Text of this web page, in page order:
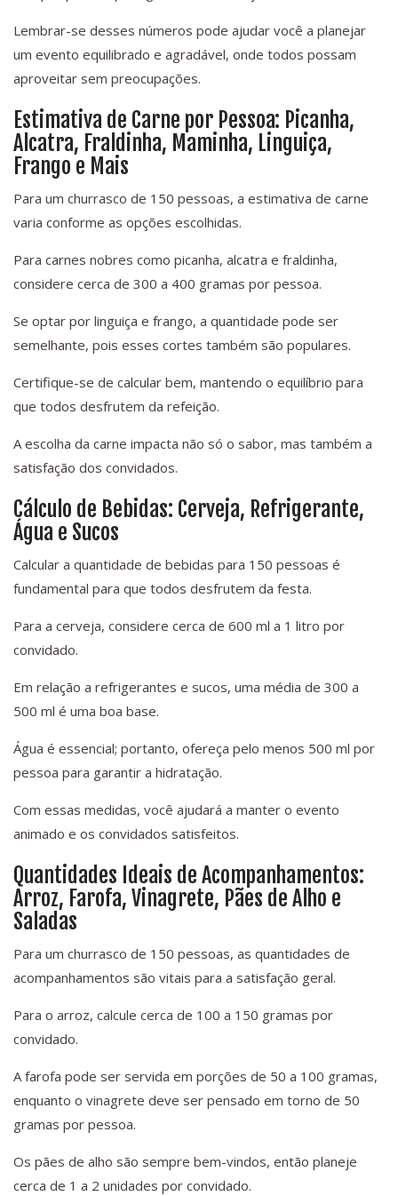
Lembrar-se desses números pode ajudar você a planejar
um evento equilibrado e agradável, onde todos possam
aproveitar sem preocupações.
Estimativa de Carne por Pessoa: Picanha,
Alcatra, Fraldinha, Maminha, Linguiça,
Frango e Mais
Para um churrasco de 150 pessoas, a estimativa de carne
varia conforme as opções escolhidas.
Para carnes nobres como picanha, alcatra e fraldinha,
considere cerca de 300 a 400 gramas por pessoa.
Se optar por linguiça e frango, a quantidade pode ser
semelhante, pois esses cortes também são populares.
Certifique-se de calcular bem, mantendo o equilíbrio para
que todos desfrutem da refeição.
A escolha da carne impacta não só o sabor, mas também a
satisfação dos convidados.
Cálculo de Bebidas: Cerveja, Refrigerante,
Água e Sucos
Calcular a quantidade de bebidas para 150 pessoas é
fundamental para que todos desfrutem da festa.
Para a cerveja, considere cerca de 600 ml a 1 litro por
convidado.
Em relação a refrigerantes e sucos, uma média de 300 a
500 ml é uma boa base.
Água é essencial; portanto, ofereça pelo menos 500 ml por
pessoa para garantir a hidratação.
Com essas medidas, você ajudará a manter o evento
animado e os convidados satisfeitos.
Quantidades Ideais de Acompanhamentos:
Arroz, Farofa, Vinagrete, Pães de Alho e
Saladas
Para um churrasco de 150 pessoas, as quantidades de
acompanhamentos são vitais para a satisfação geral.
Para o arroz, calcule cerca de 100 a 150 gramas por
convidado.
A farofa pode ser servida em porções de 50 a 100 gramas,
enquanto o vinagrete deve ser pensado em torno de 50
gramas por pessoa.
Os pães de alho são sempre bem-vindos, então planeje
cerca de 1 a 2 unidades por convidado.